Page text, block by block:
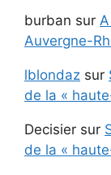
burban sur
Auvergne-
lblondaz sur
de la «
Decisier sur
de la «